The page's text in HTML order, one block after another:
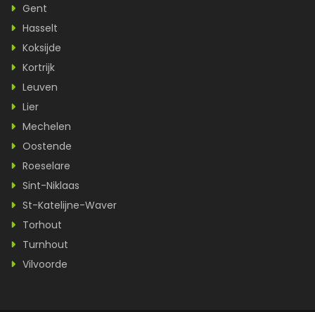
Gent
Hasselt
Koksijde
Kortrijk
Leuven
Lier
Mechelen
Oostende
Roeselare
Sint-Niklaas
St-Katelijne-Waver
Torhout
Turnhout
Vilvoorde